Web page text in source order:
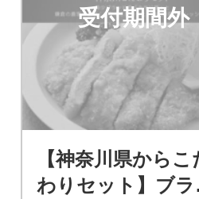
受付期間外
【神奈川県からこ
わりセット】ブラ